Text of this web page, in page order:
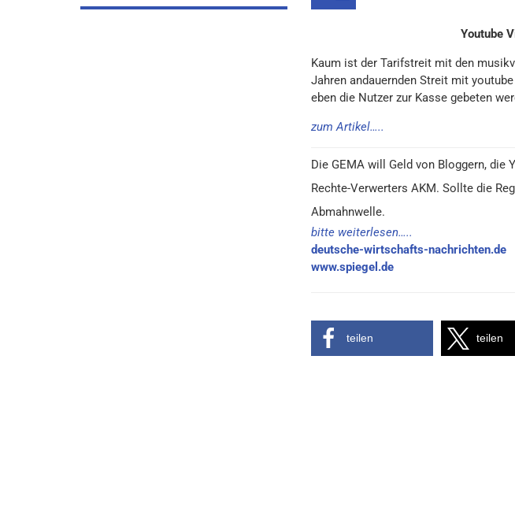
Youtube
Kaum ist der Tarifstreit mit den
Jahren andauernden Streit mit
eben die Nutzer zur Kasse gebeten
zum Artikel…..
Die GEMA will Geld von Bloggern,
Rechte-Verwerters AKM. Sollte die
Abmahnwelle.
bitte weiterlesen…..
deutsche-wirtschafts-nachrichten.de
www.spiegel.de
teilen teilen